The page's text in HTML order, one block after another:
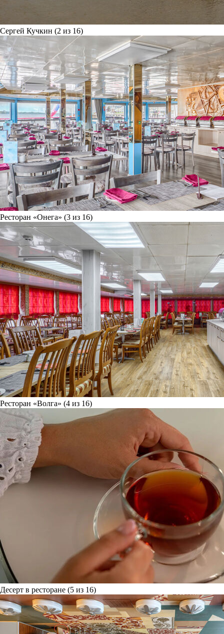
Сергей Кучкин (2 из 16)
Ресторан «Онега» (3 из 16)
Ресторан «Волга» (4 из 16)
Десерт в ресторане (5 из 16)